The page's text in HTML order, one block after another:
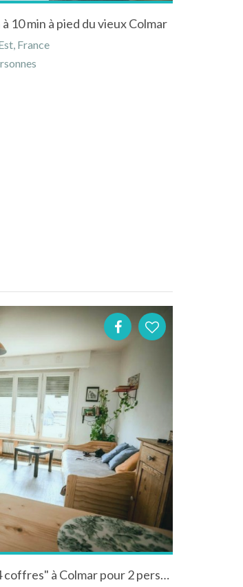
10 min à pied du vieux Colmar
France
Location "Chez Charlotte L’énigme des 4 coffres" à Colmar pour 2 personnes